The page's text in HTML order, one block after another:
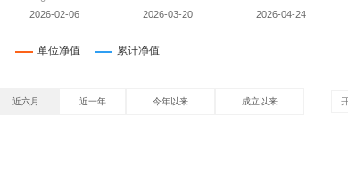
近六月 近一年 今年以来 成立以来